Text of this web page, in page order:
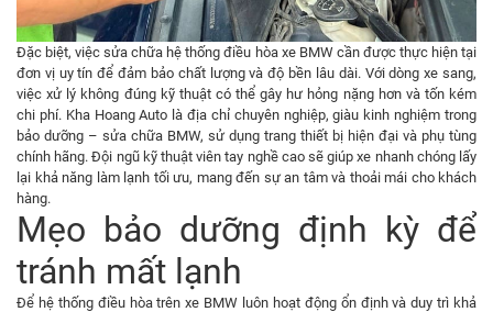
Đặc biệt, việc sửa chữa hệ thống điều hòa xe BMW cần được thực hiện tại
đơn vị uy tín để đảm bảo chất lượng và độ bền lâu dài. Với dòng xe sang,
việc xử lý không đúng kỹ thuật có thể gây hư hỏng nặng hơn và tốn kém
chi phí. Kha Hoang Auto là địa chỉ chuyên nghiệp, giàu kinh nghiệm trong
bảo dưỡng – sửa chữa BMW, sử dụng trang thiết bị hiện đại và phụ tùng
chính hãng. Đội ngũ kỹ thuật viên tay nghề cao sẽ giúp xe nhanh chóng lấy
lại khả năng làm lạnh tối ưu, mang đến sự an tâm và thoải mái cho khách
hàng.
Mẹo bảo dưỡng định kỳ để
tránh mất lạnh
Để hệ thống điều hòa trên xe BMW luôn hoạt động ổn định và duy trì khả